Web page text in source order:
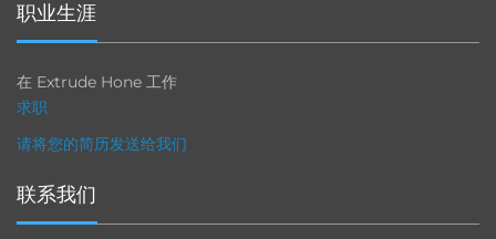
职业生涯
在 Extrude Hone 工作
求职
请将您的简历发送给我们
联系我们